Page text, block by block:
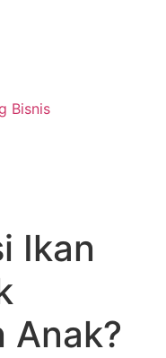
Bisnis
Ikan
Anak?